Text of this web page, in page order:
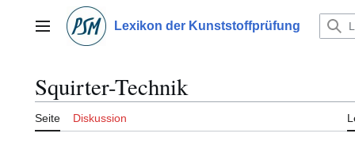
springenHauptmenü Lexikon der Kunststoffprüfung
Squirter-Technik
Seite Diskussion